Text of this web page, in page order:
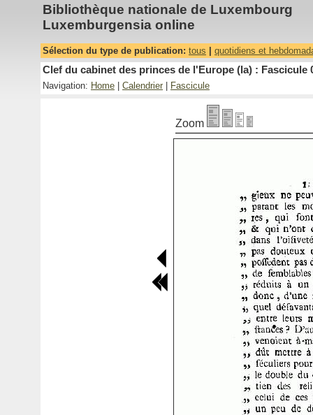
Bibliothèque nationale de Luxembourg
Luxemburgensia online
Sélection du type de publication: tous quotidiens et
Clef du cabinet des princes de l'Europe (la) : Fascicule
Navigation: Home Calendrier Fascicule
Zoom